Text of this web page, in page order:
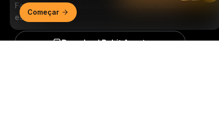
Faça trades a qualquer momento, de onde
estiver!
Download Bybit App
Começar